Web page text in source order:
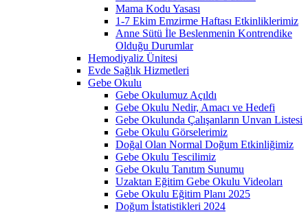
Mama Kodu Yasası
1-7 Ekim Emzirme Haftası Etkinliklerimiz
Anne Sütü İle Beslenmenin Kontrendike
Olduğu Durumlar
Hemodiyaliz Ünitesi
Evde Sağlık Hizmetleri
Gebe Okulu
Gebe Okulumuz Açıldı
Gebe Okulu Nedir, Amacı ve Hedefi
Gebe Okulunda Çalışanların Unvan Listesi
Gebe Okulu Görselerimiz
Doğal Olan Normal Doğum Etkinliğimiz
Gebe Okulu Tescilimiz
Gebe Okulu Tanıtım Sunumu
Uzaktan Eğitim Gebe Okulu Videoları
Gebe Okulu Eğitim Planı 2025
Doğum İstatistikleri 2024